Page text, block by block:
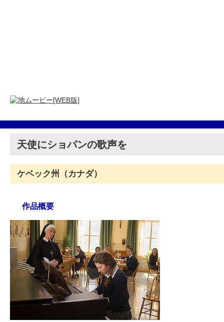
天使にショパンの歌声を
ケベック州（カナダ）
作品概要